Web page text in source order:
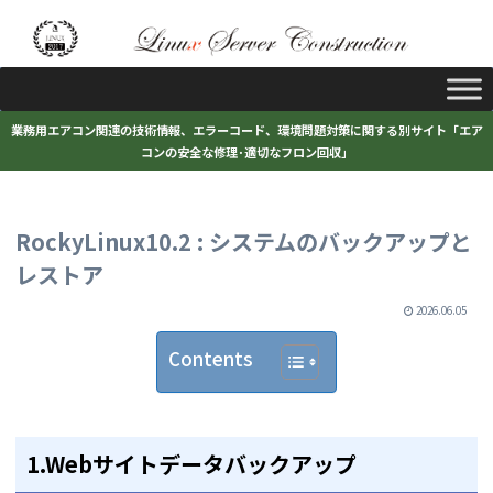
業務用エアコン関連の技術情報、エラーコード、環境問題対策に関する別サイト「エア
コンの安全な修理･適切なフロン回収」
RockyLinux10.2 : システムのバックアップと
レストア
2026.06.05
Contents
1.Webサイトデータバックアップ